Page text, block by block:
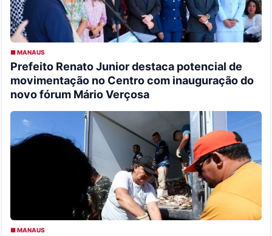
■ MANAUS
Prefeito Renato Junior destaca potencial de
movimentação no Centro com inauguração do
novo fórum Mário Verçosa
■ MANAUS